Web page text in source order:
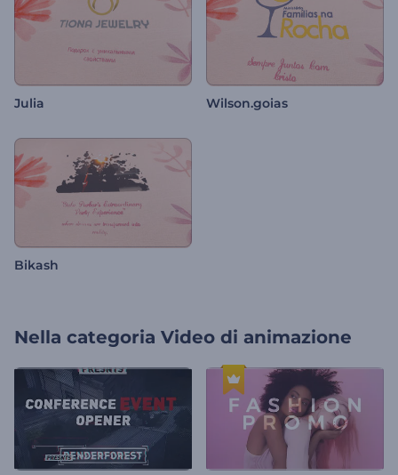
Julia Wilson.goias
Bikash
Nella categoria Video di animazione